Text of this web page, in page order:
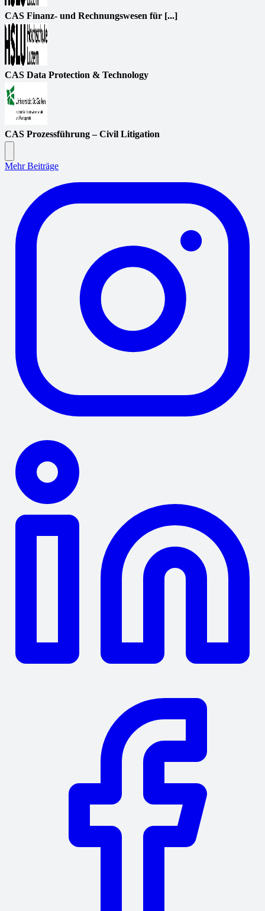
CAS Finanz- und Rechnungswesen für [...]
CAS Data Protection & Technology
CAS Prozessführung – Civil Litigation
Mehr Beiträge